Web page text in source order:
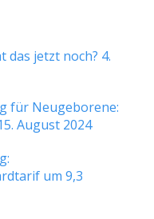
das jetzt noch? 4.
für Neugeborene:
August 2024
um 9,3